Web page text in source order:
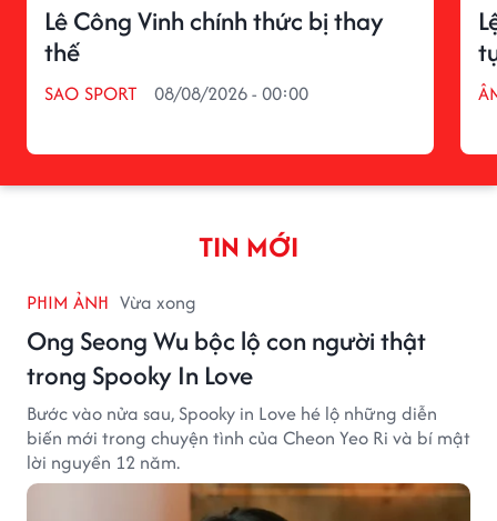
Lê Công Vinh chính thức bị thay
thế
SAO SPORT 08/08/2026 - 00:00
TIN MỚI
PHIM ẢNH Vừa xong
Ong Seong Wu bộc lộ con người thật
trong Spooky In Love
Bước vào nửa sau, Spooky in Love hé lộ những diễn
biến mới trong chuyện tình của Cheon Yeo Ri và bí mật
lời nguyền 12 năm.